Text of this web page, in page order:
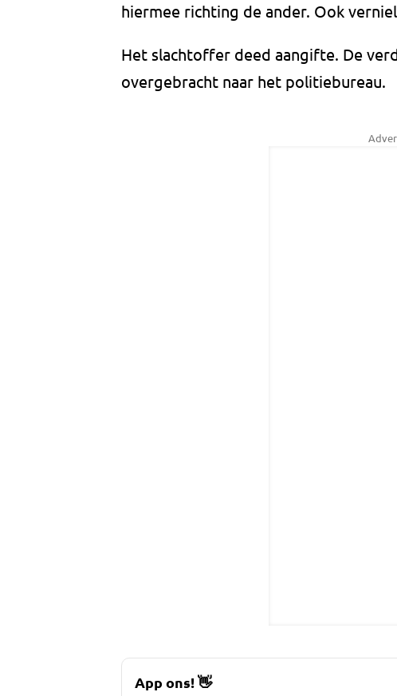
hiermee richting de ander. Ook
Het slachtoffer deed aangifte. De
overgebracht naar het politiebureau.
App ons!👋